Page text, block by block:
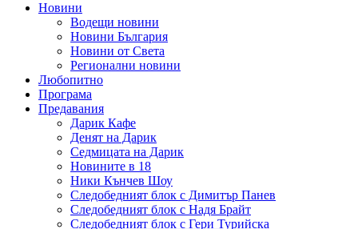
Новини
Водещи новини
Новини България
Новини от Света
Регионални новини
Любопитно
Програма
Предавания
Дарик Кафе
Денят на Дарик
Седмицата на Дарик
Новините в 18
Ники Кънчев Шоу
Следобедният блок с Димитър Панев
Следобедният блок с Надя Брайт
Следобедният блок с Гери Турийска